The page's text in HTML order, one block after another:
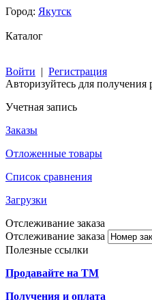
Город: Якутск
Каталог
Войти | Регистрация
Авторизуйтесь для
Учетная запись
Заказы
Отложенные товары
Список сравнения
Загрузки
Отслеживание заказа
Отслеживание заказа
Полезные ссылки
Продавайте на ТМ
Получения и оплата